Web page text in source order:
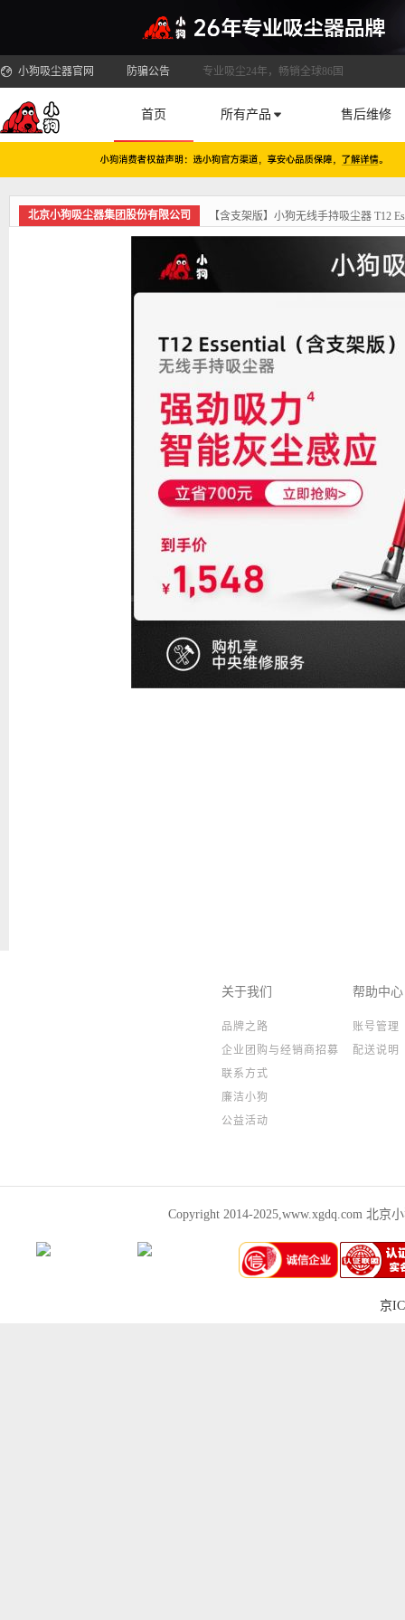
小狗吸尘器官网 防骗公告 专业吸尘24年，畅销全球86国
首页 所有产品 售后维修
北京小狗吸尘器集团股份有限公司 【含支架版】小狗无线手持吸尘器 T12
关于我们
品牌之路
企业团购与经销商招募
联系方式
廉洁小狗
公益活动
帮助中心
账号管理
配送说明
Copyright 2014-2025,www.xgdq.com 北京
京